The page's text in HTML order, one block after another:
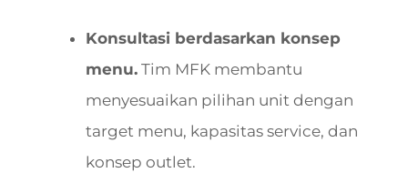
Konsultasi berdasarkan konsep
menu. Tim MFK membantu
menyesuaikan pilihan unit dengan
target menu, kapasitas service, dan
konsep outlet.